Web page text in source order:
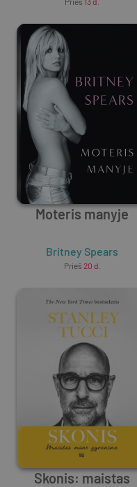
Moteris manyje
Britney Spears
Prieš 20 d.
Skonis: maistas